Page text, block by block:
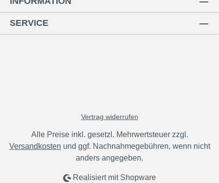
SERVICE
Vertrag widerrufen
Alle Preise inkl. gesetzl. Mehrwertsteuer zzgl.
Versandkosten und ggf. Nachnahmegebühren, wenn nicht
anders angegeben.
Realisiert mit Shopware